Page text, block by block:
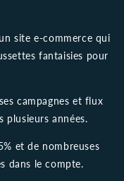
site e-commerce qui
fantaisies pour
campagnes et flux
plusieurs années.
et de nombreuses
dans le compte.